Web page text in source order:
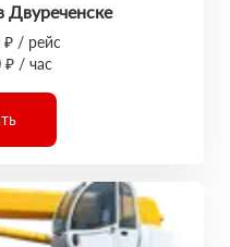
Двуреченске
₽ / рейс
₽ / час